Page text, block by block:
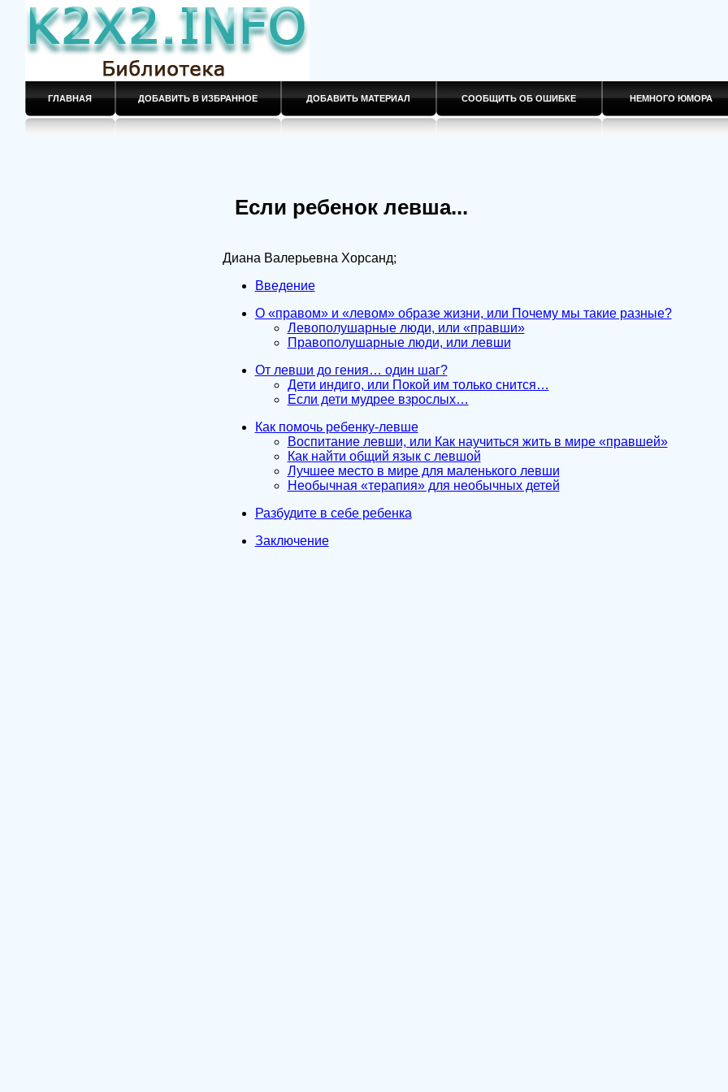
ГЛАВНАЯ ДОБАВИТЬ В ИЗБРАННОЕ ДОБАВИТЬ МАТЕРИАЛ СООБЩИТЬ ОБ ОШИБКЕ НЕМНОГО ЮМОРА
Если ребенок левша...
Диана Валерьевна Хорсанд;
Введение
О «правом» и «левом» образе жизни, или Почему мы такие разные?
Левополушарные люди, или «правши»
Правополушарные люди, или левши
От левши до гения… один шаг?
Дети индиго, или Покой им только снится…
Если дети мудрее взрослых…
Как помочь ребенку-левше
Воспитание левши, или Как научиться жить в мире «правшей»
Как найти общий язык с левшой
Лучшее место в мире для маленького левши
Необычная «терапия» для необычных детей
Разбудите в себе ребенка
Заключение